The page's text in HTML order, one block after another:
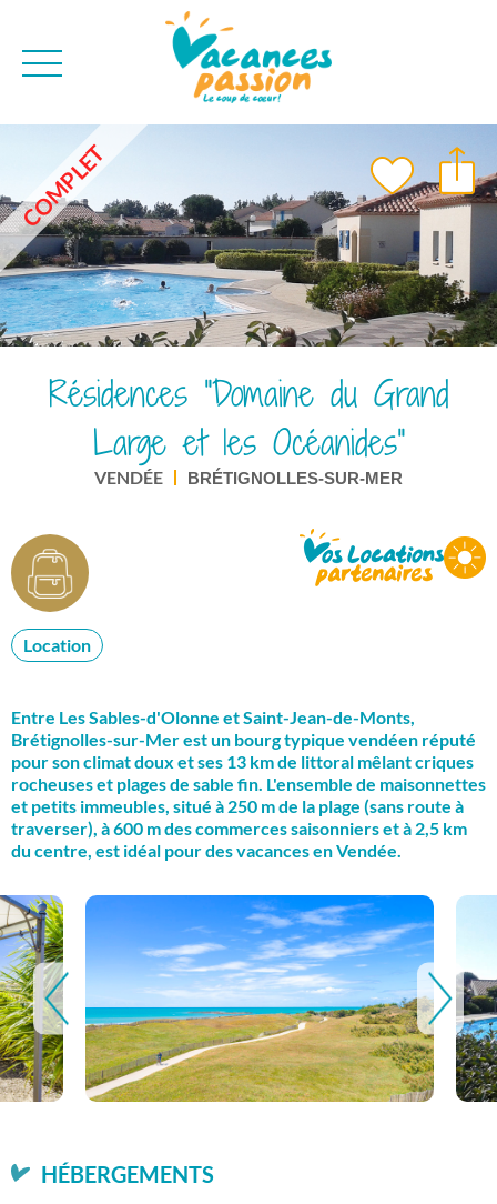
CAMPAGNE
MER
MONTAGNE
VILLES
ENVIE D'AILLEURS
BLOG
BROCHURES
NEWSLETTER
COMPLET
Résidences "Domaine du Grand
Large et les Océanides"
VENDÉE BRÉTIGNOLLES-SUR-MER
Location
Entre Les Sables-d'Olonne et Saint-Jean-de-Monts,
Brétignolles-sur-Mer est un bourg typique vendéen réputé
pour son climat doux et ses 13 km de littoral mêlant criques
rocheuses et plages de sable fin. L'ensemble de maisonnettes
et petits immeubles, situé à 250 m de la plage (sans route à
traverser), à 600 m des commerces saisonniers et à 2,5 km
du centre, est idéal pour des vacances en Vendée.
HÉBERGEMENTS